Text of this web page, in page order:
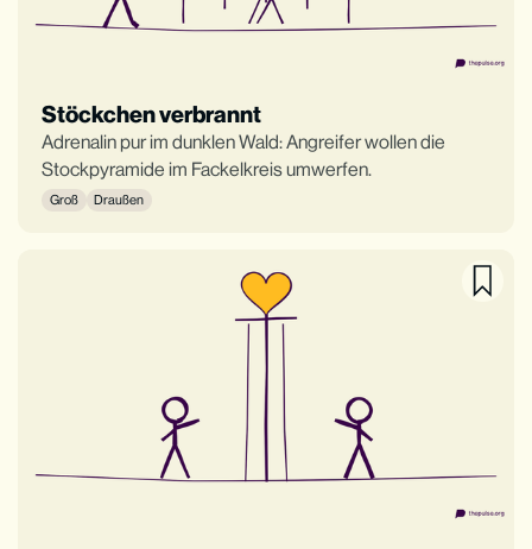
Stöckchen verbrannt
Adrenalin pur im dunklen Wald: Angreifer wollen die
Stockpyramide im Fackelkreis umwerfen.
Groß Draußen